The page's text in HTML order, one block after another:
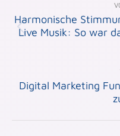
Harmonische
Live Musik: So war
Digital Marketing